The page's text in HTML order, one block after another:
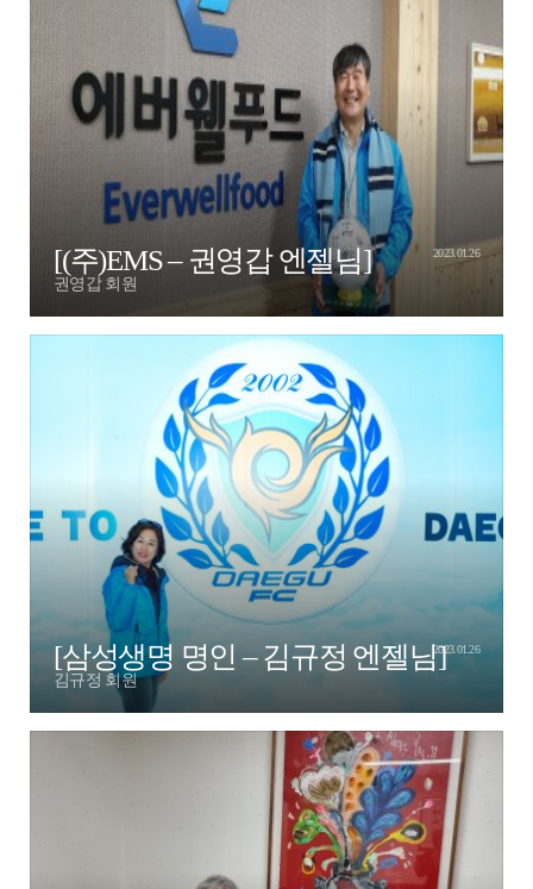
[(주)EMS – 권영갑 엔젤님]
권영갑 회원
2023.01.26
[삼성생명 명인 – 김규정 엔젤님]
김규정 회원
2023.01.26